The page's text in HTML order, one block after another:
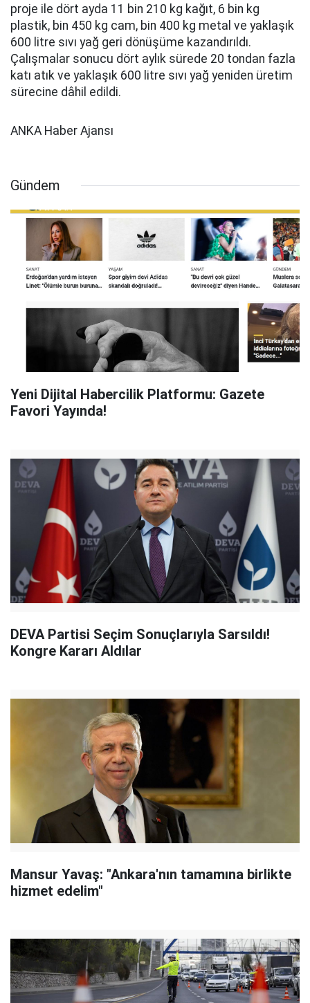
proje ile dört ayda 11 bin 210 kg kağıt, 6 bin kg
plastik, bin 450 kg cam, bin 400 kg metal ve yaklaşık
600 litre sıvı yağ geri dönüşüme kazandırıldı.
Çalışmalar sonucu dört aylık sürede 20 tondan fazla
katı atık ve yaklaşık 600 litre sıvı yağ yeniden üretim
sürecine dâhil edildi.
ANKA Haber Ajansı
Gündem
Yeni Dijital Habercilik Platformu: Gazete
Favori Yayında!
DEVA Partisi Seçim Sonuçlarıyla Sarsıldı!
Kongre Kararı Aldılar
Mansur Yavaş: "Ankara'nın tamamına birlikte
hizmet edelim"